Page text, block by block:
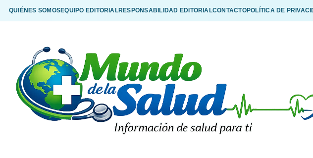
QUIÉNES SOMOSEQUIPO EDITORIALRESPONSABILIDAD EDITORIALCONTACTOPOLÍTICA DE